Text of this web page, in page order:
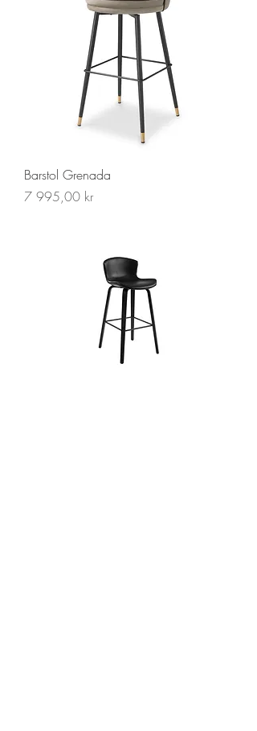
Barstol Grenada
Pris
7 995,00 kr